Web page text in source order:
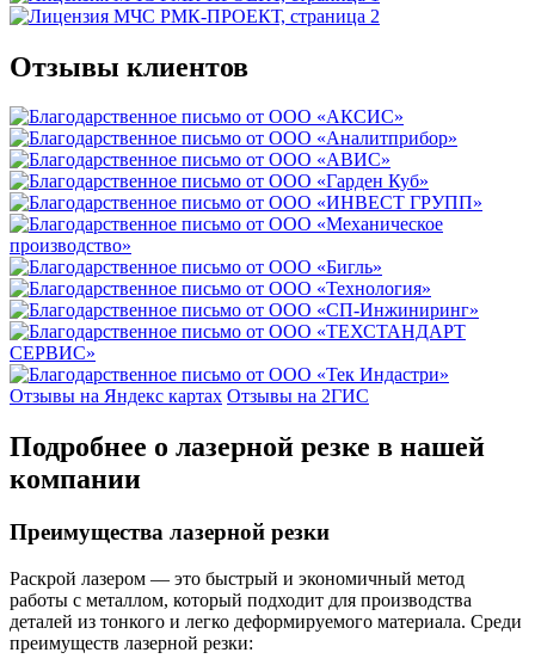
Отзывы клиентов
Отзывы на Яндекс картах Отзывы на 2ГИС
Подробнее о лазерной резке в нашей
компании
Преимущества лазерной резки
Раскрой лазером — это быстрый и экономичный метод
работы с металлом, который подходит для производства
деталей из тонкого и легко деформируемого материала. Среди
преимуществ лазерной резки: